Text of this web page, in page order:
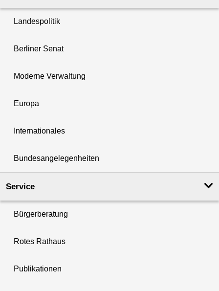
Landespolitik
Berliner Senat
Moderne Verwaltung
Europa
Internationales
Bundesangelegenheiten
Service
Bürgerberatung
Rotes Rathaus
Publikationen